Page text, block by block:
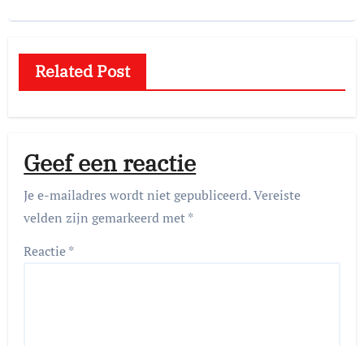
Related Post
Geef een reactie
Je e-mailadres wordt niet gepubliceerd.Vereiste
velden zijn gemarkeerd met*
Reactie*